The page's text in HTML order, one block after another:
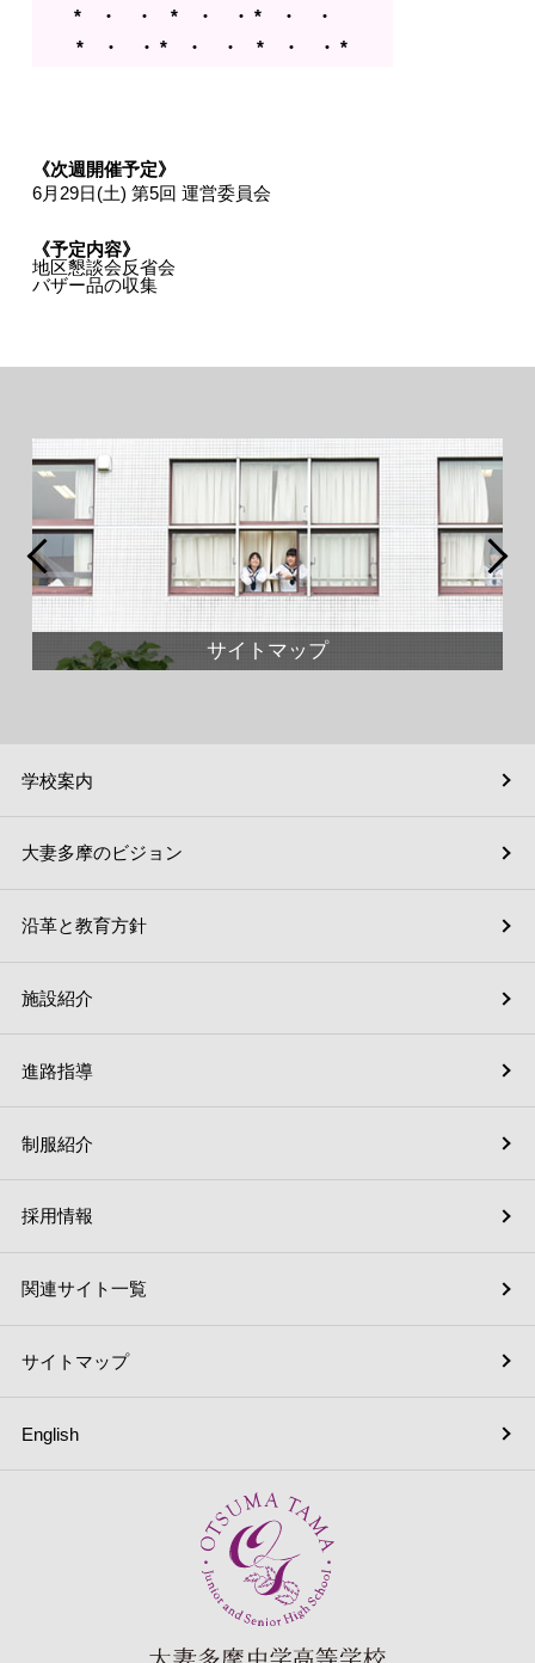
* ・ ・ * ・ ・ * ・ ・
* ・ ・ * ・ ・ * ・ ・ *
《次週開催予定》
6月29日(土) 第5回 運営委員会
《予定内容》
地区懇談会反省会
バザー品の収集
サイトマップ
学校案内
施設紹介
採用情報
English
大妻多摩のビジョン
進路指導
関連サイト一覧
沿革と教育方針
制服紹介
サイトマップ